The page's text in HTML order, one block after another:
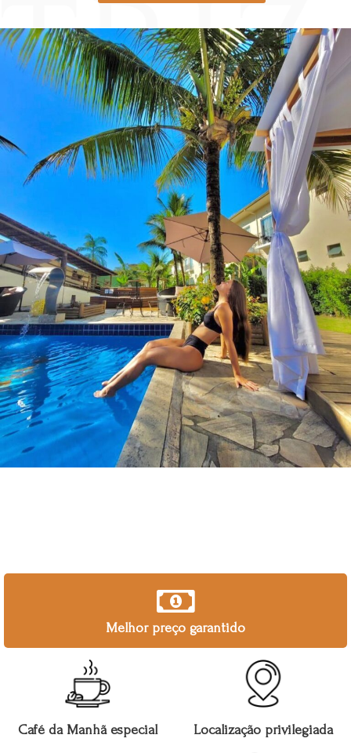
Melhor preço garantido
Café da Manhã especial Localização privilegiada